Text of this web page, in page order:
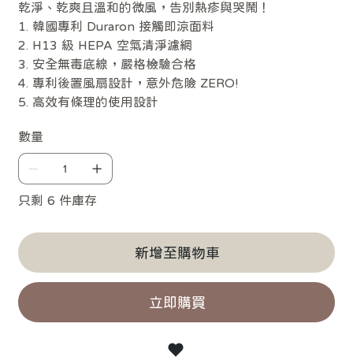
乾淨、乾爽且溫和的微風，告別熱疹與哭鬧！
1. 韓國專利 Duraron 接觸即涼面料
2. H13 級 HEPA 空氣清淨濾網
3. 安全無毒底線，嚴格檢驗合格
4. 專利後置風扇設計，意外危險 ZERO!
5. 高效有條理的使用設計
數量
只剩 6 件庫存
新增至購物車
立即購買